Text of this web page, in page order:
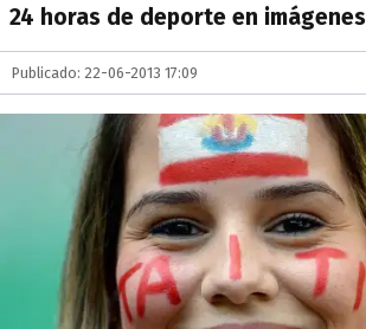
24 horas de deporte en imágenes
Publicado: 22-06-2013 17:09